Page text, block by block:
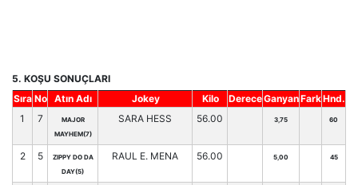
5. KOŞU SONUÇLARI
Sıra No Atın Adı Jokey Kilo DereceGanyanFarkHnd.
1
7
MAJOR
MAYHEM(7)
SARA HESS 56.00 3,75 60
2 5
ZIPPY DO DA
DAY(5)
RAUL E. MENA 56.00 5,00 45